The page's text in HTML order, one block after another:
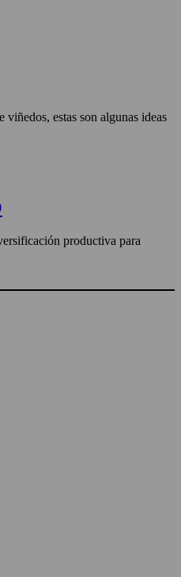
estas son algunas ideas
productiva para